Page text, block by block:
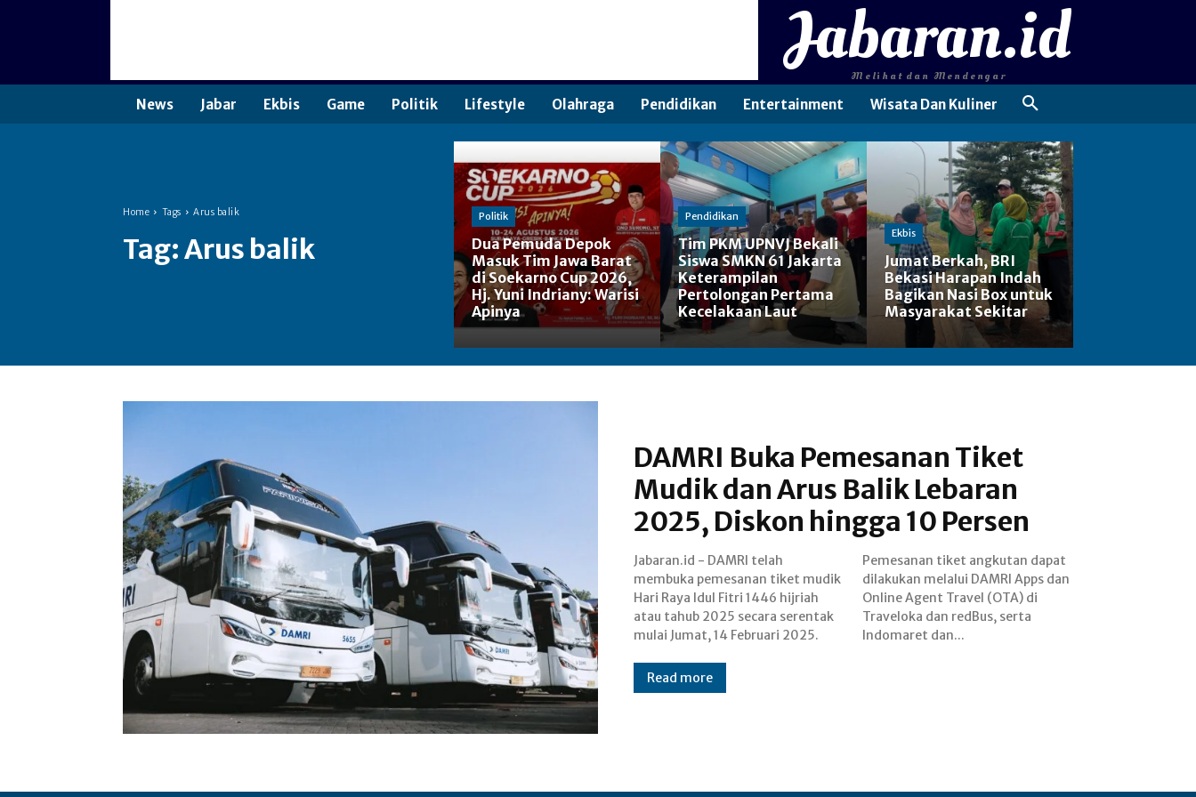
Jabaran.id
Melihat dan Mendengar
News Jabar Ekbis Game Politik Lifestyle Olahraga Pendidikan Entertainment Wisata Dan Kuliner
Home Tags Arus balik
Tag:Arus balik
Politik
Dua Pemuda Depok
Masuk Tim Jawa Barat
di Soekarno Cup 2026,
Hj. Yuni Indriany: Warisi
Apinya
Pendidikan
Tim PKM UPNVJ Bekali
Siswa SMKN 61 Jakarta
Keterampilan
Pertolongan Pertama
Kecelakaan Laut
Ekbis
Jumat Berkah, BRI
Bekasi Harapan Indah
Bagikan Nasi Box untuk
Masyarakat Sekitar
DAMRI Buka Pemesanan Tiket
Mudik dan Arus Balik Lebaran
2025, Diskon hingga 10 Persen
Jabaran.id - DAMRI telah
membuka pemesanan tiket mudik
Hari Raya Idul Fitri 1446 hijriah
atau tahub 2025 secara serentak
mulai Jumat, 14 Februari 2025.
Pemesanan tiket angkutan dapat
dilakukan melalui DAMRI Apps dan
Online Agent Travel (OTA) di
Traveloka dan redBus, serta
Indomaret dan...
Read more